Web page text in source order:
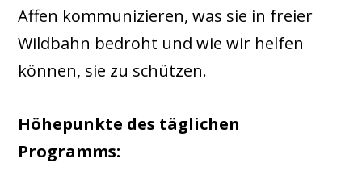
Affen kommunizieren, was sie in freier
Wildbahn bedroht und wie wir helfen
können, sie zu schützen.
Höhepunkte des täglichen
Programms: